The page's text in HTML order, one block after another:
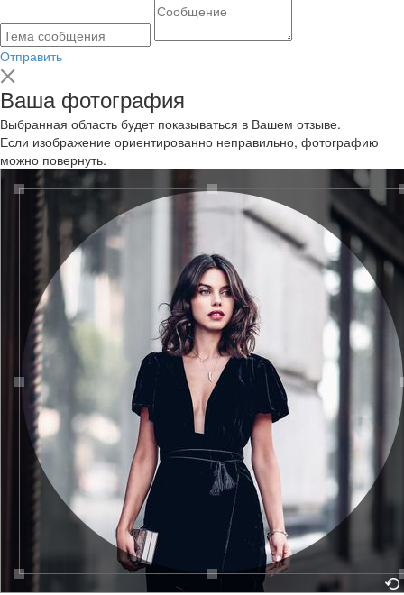
Отправить
Ваша фотография
Выбранная область будет показываться в Вашем отзыве.
Если изображение ориентированно неправильно, фотографию
можно повернуть.